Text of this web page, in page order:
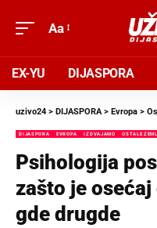
Aa
EX-YU DIJASPORA
uzivo24 > DIJASPORA> Evropa >
DIJASPORA EVROPA IZDVAJAMO OSTALE
Psihologija
zašto je
gde drugde